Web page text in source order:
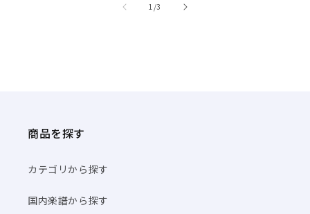
1 //3
商品を探す
カテゴリから探す
国内楽譜から探す